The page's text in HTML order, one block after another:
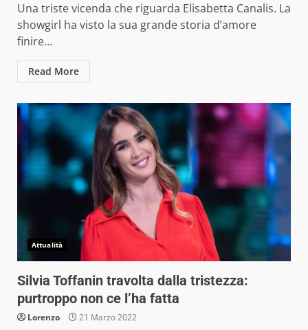
Una triste vicenda che riguarda Elisabetta Canalis. La
showgirl ha visto la sua grande storia d’amore
finire...
Read More
Attualità
Silvia Toffanin travolta dalla tristezza:
purtroppo non ce l’ha fatta
Lorenzo 21 Marzo 2022